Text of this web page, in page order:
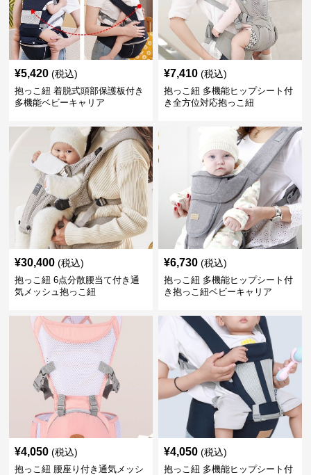
¥5,420 (税込)
抱っこ紐 着脱式頭部保護板付き
多機能ベビーキャリア
¥7,410 (税込)
抱っこ紐 多機能ヒップシート付
き全方位対応抱っこ紐
¥30,400 (税込)
抱っこ紐 6点分散腰当て付き通
気メッシュ抱っこ紐
¥6,730 (税込)
抱っこ紐 多機能ヒップシート付
き抱っこ紐ベビーキャリア
¥4,050 (税込)
抱っこ紐 腰座り付き通気メッシ
¥4,050 (税込)
抱っこ紐 多機能ヒップシート付